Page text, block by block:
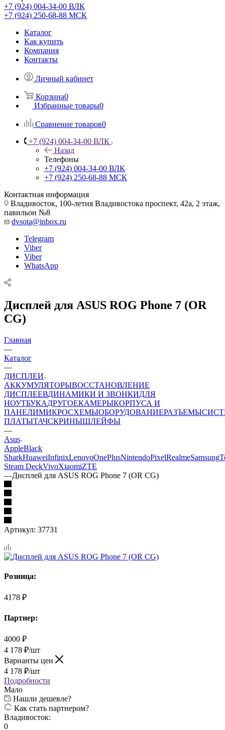
+7 (924) 004-34-00 ВЛК
+7 (924) 250-68-88 МСК
Каталог
Как купить
Компания
Контакты
Личный кабинет
Корзина0
Избранные товары0
Сравнение товаров0
+7 (924) 004-34-00 ВЛК
Назад
Телефоны
+7 (924) 004-34-00 ВЛК
+7 (924) 250-68-88 МСК
Контактная информация
Владивосток, 100-летия Владивостока проспект, 42а, 2 этаж,
павильон №8
dvsota@inbox.ru
Telegram
Viber
Viber
WhatsApp
Дисплей для ASUS ROG Phone 7 (OR
CG)
Главная
—
Каталог
—
ДИСПЛЕИ
АККУМУЛЯТОРЫВОССТАНОВЛЕНИЕ
ДИСПЛЕЕВДИНАМИКИ И ЗВОНКИДЛЯ
НОУТБУКАДРУГОЕКАМЕРЫКОРПУСА И
ПАНЕЛИМИКРОСХЕМЫОБОРУДОВАНИЕРАЗЪЕМЫ
ПЛАТЫТАЧСКРИНЫШЛЕЙФЫ
—
Asus
AppleBlack
SharkHuaweiInfinixLenovoOnePlusNintendoPixelRealmeSamsung
Steam DeckVivoXiaomiZTE
—Дисплей для ASUS ROG Phone 7 (OR CG)
Артикул: 37731
Розница:
4178 ₽
Партнер:
4000 ₽
4 178 ₽/шт
Варианты цен
4 178 ₽/шт
Подробности
Мало
Нашли дешевле?
Как стать партнером?
Владивосток:
0